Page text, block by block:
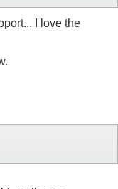
I love the